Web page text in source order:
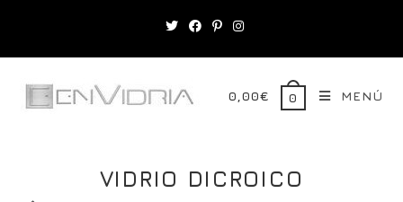
contenido
0,00€ 0 MENÚ
VIDRIO DICROICO